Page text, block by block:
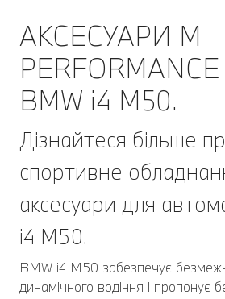
АКСЕСУАРИ M
BMW i4 M50.
Дізнайтеся більше
спортивне
аксесуари для
i4 M50.
BMW i4 M50 забезпечує
динамічного водіння і пропонує